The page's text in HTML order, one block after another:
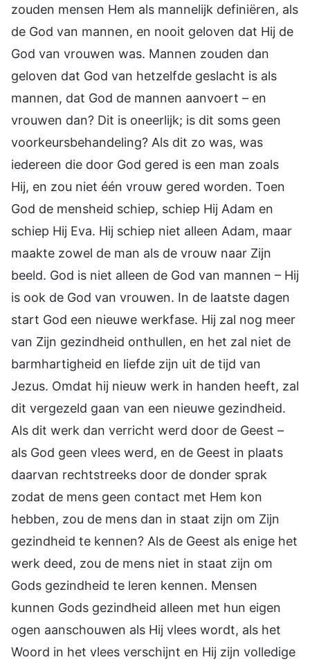
zouden mensen Hem als mannelijk definiëren, als
de God van mannen, en nooit geloven dat Hij de
God van vrouwen was. Mannen zouden dan
geloven dat God van hetzelfde geslacht is als
mannen, dat God de mannen aanvoert – en
vrouwen dan? Dit is oneerlijk; is dit soms geen
voorkeursbehandeling? Als dit zo was, was
iedereen die door God gered is een man zoals
Hij, en zou niet één vrouw gered worden. Toen
God de mensheid schiep, schiep Hij Adam en
schiep Hij Eva. Hij schiep niet alleen Adam, maar
maakte zowel de man als de vrouw naar Zijn
beeld. God is niet alleen de God van mannen – Hij
is ook de God van vrouwen. In de laatste dagen
start God een nieuwe werkfase. Hij zal nog meer
van Zijn gezindheid onthullen, en het zal niet de
barmhartigheid en liefde zijn uit de tijd van
Jezus. Omdat hij nieuw werk in handen heeft, zal
dit vergezeld gaan van een nieuwe gezindheid.
Als dit werk dan verricht werd door de Geest –
als God geen vlees werd, en de Geest in plaats
daarvan rechtstreeks door de donder sprak
zodat de mens geen contact met Hem kon
hebben, zou de mens dan in staat zijn om Zijn
gezindheid te kennen? Als de Geest als enige het
werk deed, zou de mens niet in staat zijn om
Gods gezindheid te leren kennen. Mensen
kunnen Gods gezindheid alleen met hun eigen
ogen aanschouwen als Hij vlees wordt, als het
Woord in het vlees verschijnt en Hij zijn volledige